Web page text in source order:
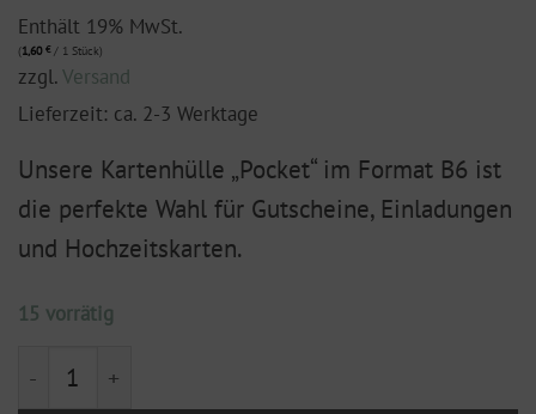
Enthält 19% MwSt.
(1,60 €/ 1 Stück)
zzgl.Versand
Lieferzeit: ca. 2-3 Werktage
Unsere Kartenhülle „Pocket“ im Format B6 ist
die perfekte Wahl für Gutscheine, Einladungen
und Hochzeitskarten.
15 vorrätig
Kartenhülle 'Pocket' DIN B6 Kraft Menge